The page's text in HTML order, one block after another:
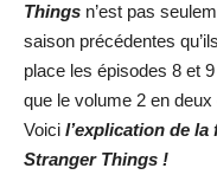
Things n’est pas
saison précédentes
place les épisodes 8 et
que le volume 2 en
Voici l’explication de la
Stranger Things !